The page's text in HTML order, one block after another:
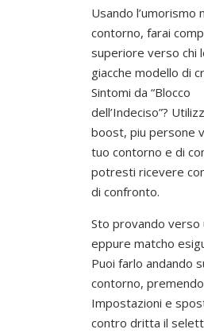
Usando l’umorismo
contorno, farai
superiore verso chi
giacche modello di
Sintomi da “Blocco
dell’Indeciso”?
boost, piu persone
tuo contorno e di
potresti ricevere
di confronto.
Sto provando verso
eppure matcho
Puoi farlo andando
contorno, premendo
Impostazioni e
contro dritta il